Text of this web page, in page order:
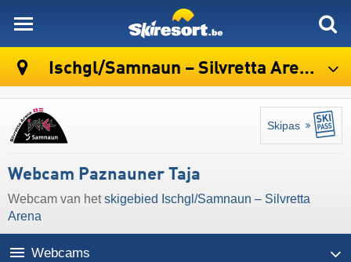
Ischgl/​Samnaun – Silvretta Arena
Skipas
Webcam Paznauner Taja
Webcam van hetskigebied Ischgl/​Samnaun – Silvretta
Arena
Webcams